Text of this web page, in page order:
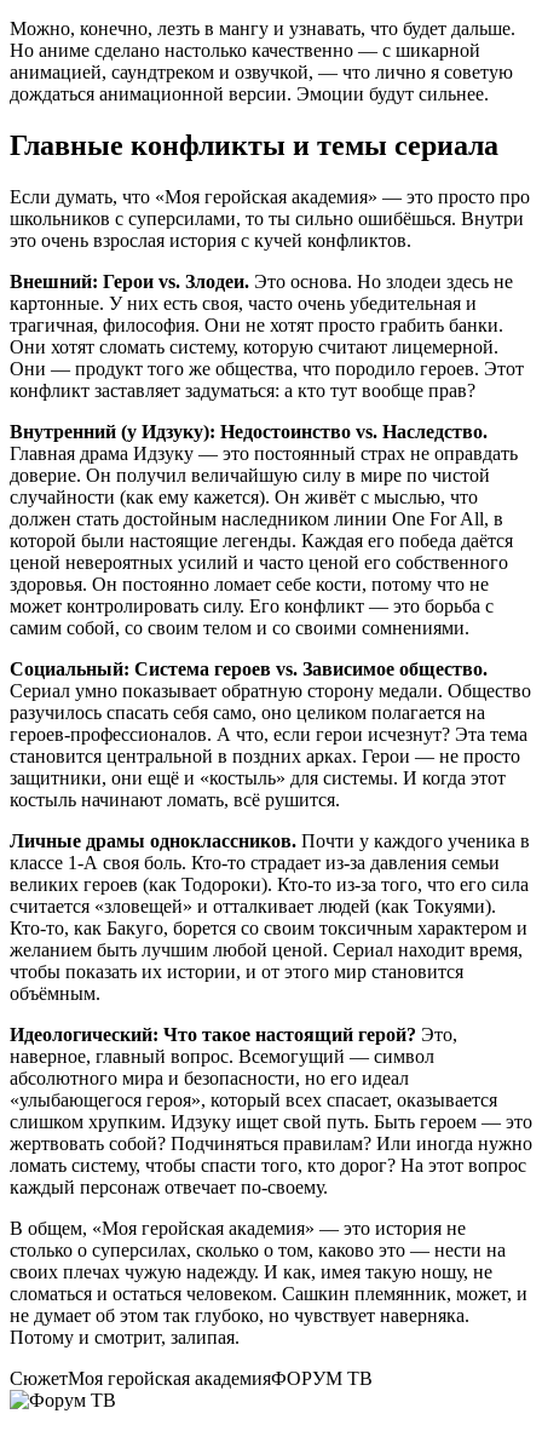
Можно, конечно, лезть в мангу и узнавать, что будет дальше.
Но аниме сделано настолько качественно — с шикарной
анимацией, саундтреком и озвучкой, — что лично я советую
дождаться анимационной версии. Эмоции будут сильнее.
Главные конфликты и темы сериала
Если думать, что «Моя геройская академия» — это просто про
школьников с суперсилами, то ты сильно ошибёшься. Внутри
это очень взрослая история с кучей конфликтов.
Внешний: Герои vs. Злодеи. Это основа. Но злодеи здесь не
картонные. У них есть своя, часто очень убедительная и
трагичная, философия. Они не хотят просто грабить банки.
Они хотят сломать систему, которую считают лицемерной.
Они — продукт того же общества, что породило героев. Этот
конфликт заставляет задуматься: а кто тут вообще прав?
Внутренний (у Идзуку): Недостоинство vs. Наследство.
Главная драма Идзуку — это постоянный страх не оправдать
доверие. Он получил величайшую силу в мире по чистой
случайности (как ему кажется). Он живёт с мыслью, что
должен стать достойным наследником линии One For All, в
которой были настоящие легенды. Каждая его победа даётся
ценой невероятных усилий и часто ценой его собственного
здоровья. Он постоянно ломает себе кости, потому что не
может контролировать силу. Его конфликт — это борьба с
самим собой, со своим телом и со своими сомнениями.
Социальный: Система героев vs. Зависимое общество.
Сериал умно показывает обратную сторону медали. Общество
разучилось спасать себя само, оно целиком полагается на
героев-профессионалов. А что, если герои исчезнут? Эта тема
становится центральной в поздних арках. Герои — не просто
защитники, они ещё и «костыль» для системы. И когда этот
костыль начинают ломать, всё рушится.
Личные драмы одноклассников. Почти у каждого ученика в
классе 1-А своя боль. Кто-то страдает из-за давления семьи
великих героев (как Тодороки). Кто-то из-за того, что его сила
считается «зловещей» и отталкивает людей (как Токуями).
Кто-то, как Бакуго, борется со своим токсичным характером и
желанием быть лучшим любой ценой. Сериал находит время,
чтобы показать их истории, и от этого мир становится
объёмным.
Идеологический: Что такое настоящий герой? Это,
наверное, главный вопрос. Всемогущий — символ
абсолютного мира и безопасности, но его идеал
«улыбающегося героя», который всех спасает, оказывается
слишком хрупким. Идзуку ищет свой путь. Быть героем — это
жертвовать собой? Подчиняться правилам? Или иногда нужно
ломать систему, чтобы спасти того, кто дорог? На этот вопрос
каждый персонаж отвечает по-своему.
В общем, «Моя геройская академия» — это история не
столько о суперсилах, сколько о том, каково это — нести на
своих плечах чужую надежду. И как, имея такую ношу, не
сломаться и остаться человеком. Сашкин племянник, может, и
не думает об этом так глубоко, но чувствует наверняка.
Потому и смотрит, залипая.
СюжетМоя геройская академияФОРУМ ТВ